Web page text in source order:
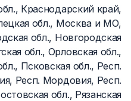
Краснодарский край,
обл., Москва и МО,
обл., Новгородская
обл., Орловская обл.,
Псковская обл., Респ.
Респ. Мордовия, Респ.
обл., Рязанская